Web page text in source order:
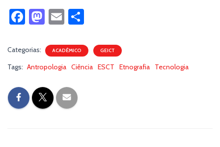
Fa
b
o
M
to
d
n
E
ail ar
e
Categorias: ACADÊMICO GEICT
Tags: Antropologia Ciência ESCT Etnografia Tecnologia